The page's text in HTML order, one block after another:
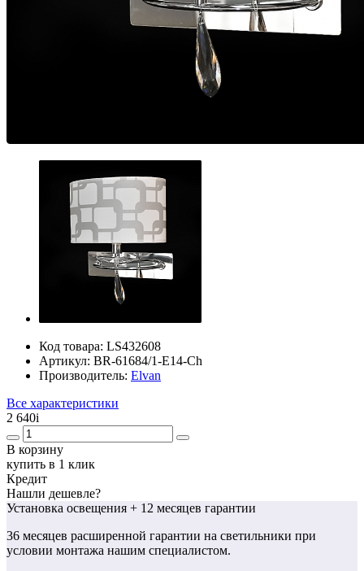
Код товара: LS432608
Артикул: BR-61684/1-E14-Ch
Производитель: Elvan
Все характеристики
2 640i
В корзину
купить в 1 клик
Кредит
Нашли дешевле?
Установка освещения + 12 месяцев гарантии
36 месяцев расширенной гарантии на светильники при
условии монтажа нашим специалистом.